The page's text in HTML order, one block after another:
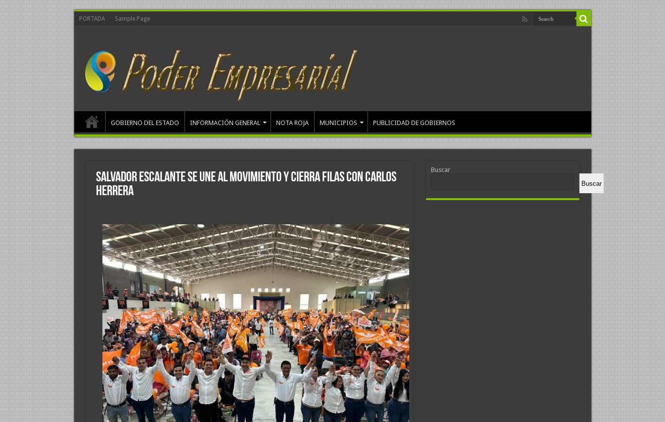
PORTADA Sample Page
GOBIERNO DEL ESTADO INFORMACIÓN GENERAL NOTA ROJA MUNICIPIOS PUBLICIDAD DE GOBIERNOS
Salvador Escalante se une al Movimiento y cierra filas con Carlos
Herrera
Buscar
Buscar